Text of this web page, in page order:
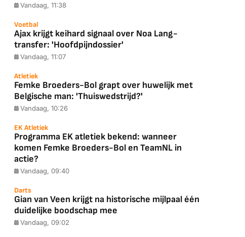
Vandaag, 11:38
Voetbal
Ajax krijgt keihard signaal over Noa Lang-
transfer: 'Hoofdpijndossier'
Vandaag, 11:07
Atletiek
Femke Broeders-Bol grapt over huwelijk met
Belgische man: 'Thuiswedstrijd?'
Vandaag, 10:26
EK Atletiek
Programma EK atletiek bekend: wanneer
komen Femke Broeders-Bol en TeamNL in
actie?
Vandaag, 09:40
Darts
Gian van Veen krijgt na historische mijlpaal één
duidelijke boodschap mee
Vandaag, 09:02